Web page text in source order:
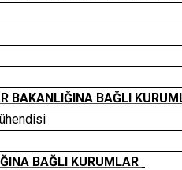
BAKANLIĞINA BAĞLI
BAĞLI KURUMLAR